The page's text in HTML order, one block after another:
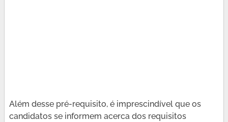
Além desse pré-requisito, é imprescindível que os
candidatos se informem acerca dos requisitos